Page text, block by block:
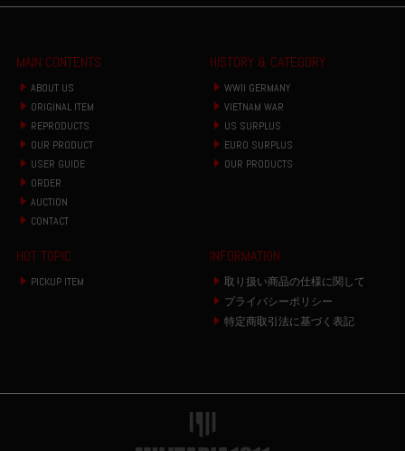
MAIN CONTENTS
ABOUT US
ORIGINAL ITEM
REPRODUCTS
OUR PRODUCT
USER GUIDE
ORDER
AUCTION
CONTACT
HISTORY & CATEGORY
WWII GERMANY
VIETNAM WAR
US SURPLUS
EURO SURPLUS
OUR PRODUCTS
HOT TOPIC
PICKUP ITEM
INFORMATION
取り扱い商品の仕様に関して
プライバシーポリシー
特定商取引法に基づく表記